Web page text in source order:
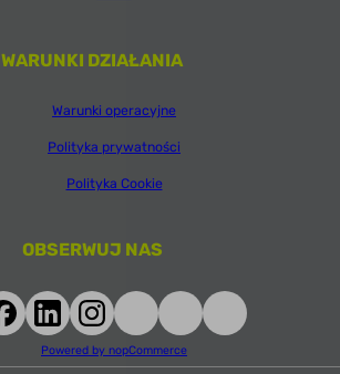
WARUNKI DZIAŁANIA
Warunki operacyjne
Polityka prywatności
Polityka Cookie
OBSERWUJ NAS
Powered by nopCommerce